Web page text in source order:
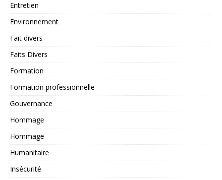
Entretien
Environnement
Fait divers
Faits Divers
Formation
Formation professionnelle
Gouvernance
Hommage
Hommage
Humanitaire
Insécurité